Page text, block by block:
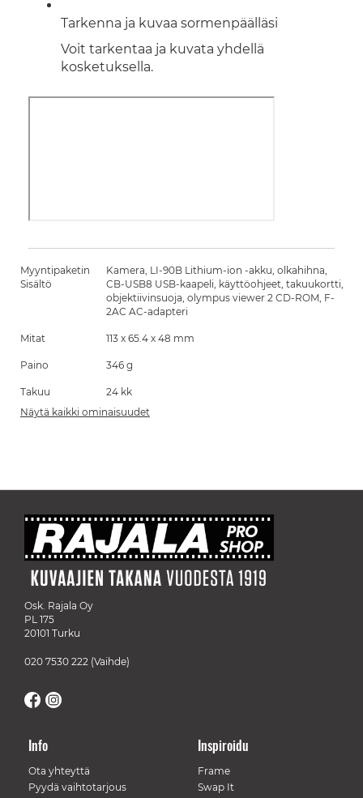
Tarkenna ja kuvaa sormenpäälläsi
Voit tarkentaa ja kuvata yhdellä
kosketuksella.
Myyntipaketin
Sisältö
Kamera, LI-90B Lithium-ion -akku, olkahihna,
CB-USB8 USB-kaapeli, käyttöohjeet, takuukortti,
objektiivinsuoja, olympus viewer 2 CD-ROM, F-
2AC AC-adapteri
Mitat 113 x 65.4 x 48 mm
Paino 346 g
Takuu
24 kk
Näytä kaikki ominaisuudet
Osk. Rajala Oy
PL 175
20101 Turku
020 7530 222 (Vaihde)
Info
Ota yhteyttä
Pyydä vaihtotarjous
Inspiroidu
Frame
Swap It